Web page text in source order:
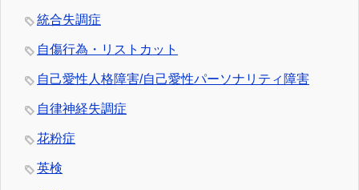
統合失調症
自傷行為・リストカット
自己愛性人格障害/自己愛性パーソナリティ障害
自律神経失調症
花粉症
英検